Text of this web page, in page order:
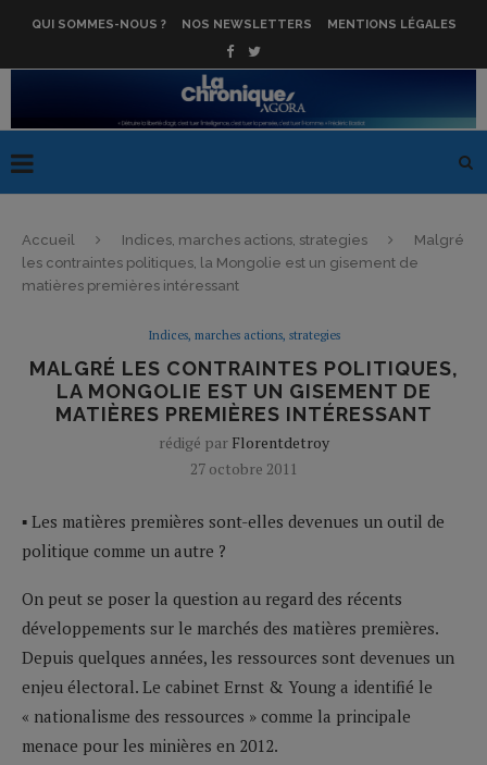
QUI SOMMES-NOUS ? NOS NEWSLETTERS MENTIONS LÉGALES
Accueil Indices, marches actions, strategies
Malgré
les contraintes politiques, la Mongolie est un gisement de
matières premières intéressant
Indices, marches actions, strategies
MALGRÉ LES CONTRAINTES POLITIQUES,
LA MONGOLIE EST UN GISEMENT DE
MATIÈRES PREMIÈRES INTÉRESSANT
rédigé par Florentdetroy
27 octobre 2011
▪ Les matières premières sont-elles devenues un outil de
politique comme un autre ?
On peut se poser la question au regard des récents
développements sur le marchés des matières premières.
Depuis quelques années, les ressources sont devenues un
enjeu électoral. Le cabinet Ernst & Young a identifié le
« nationalisme des ressources » comme la principale
menace pour les minières en 2012.